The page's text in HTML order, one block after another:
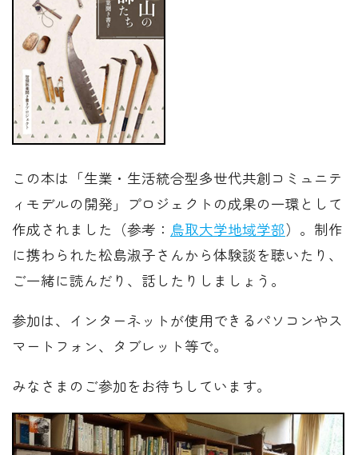
この本は「生業・生活統合型多世代共創コミュニテ
ィモデルの開発」プロジェクトの成果の一環として
作成されました（参考： 鳥取大学地域学部）。制作
に携わられた松島淑子さんから体験談を聴いたり、
ご一緒に読んだり、話したりしましょう。
参加は、インターネットが使用できるパソコンやス
マートフォン、タブレット等で。
みなさまのご参加をお待ちしています。